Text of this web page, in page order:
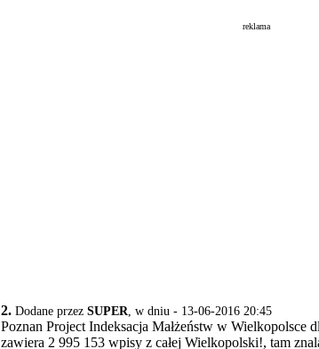
reklama
2. Dodane przez SUPER, w dniu - 13-06-2016 20:45
Poznan Project Indeksacja Małżeństw w Wielkopolsce
zawiera 2 995 153 wpisy z całej Wielkopolski!, tam